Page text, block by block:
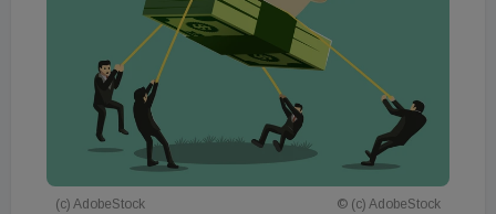
(c) AdobeStock © (c) AdobeStock